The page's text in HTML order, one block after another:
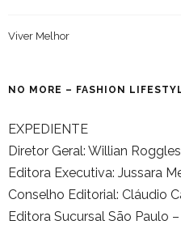
Viver Melhor
NO MORE – FASHION
EXPEDIENTE
Diretor Geral: Willian Roggles
Editora Executiva: Jussara
Conselho Editorial: Cláudio
Editora Sucursal São Paulo